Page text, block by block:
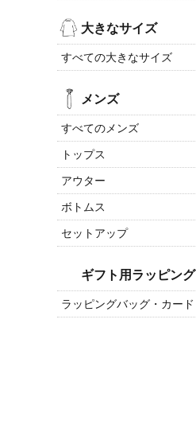
大きなサイズ
すべての大きなサイズ
メンズ
すべてのメンズ
トップス
アウター
ボトムス
セットアップ
ギフト用ラッピング
ラッピングバッグ・カード